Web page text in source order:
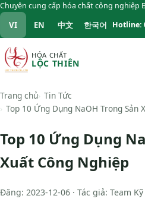
Chuyên cung cấp hóa chất công nghiệp
VI EN 中文 한국어 Hotline:
HÓA CHẤT
LỘC THIÊN
Trang chủ Tin Tức
Top 10 Ứng Dụng NaOH Trong Sản
Top 10 Ứng Dụng
Xuất Công Nghiệp
Đăng: 2023-12-06 · Tác giả: Team